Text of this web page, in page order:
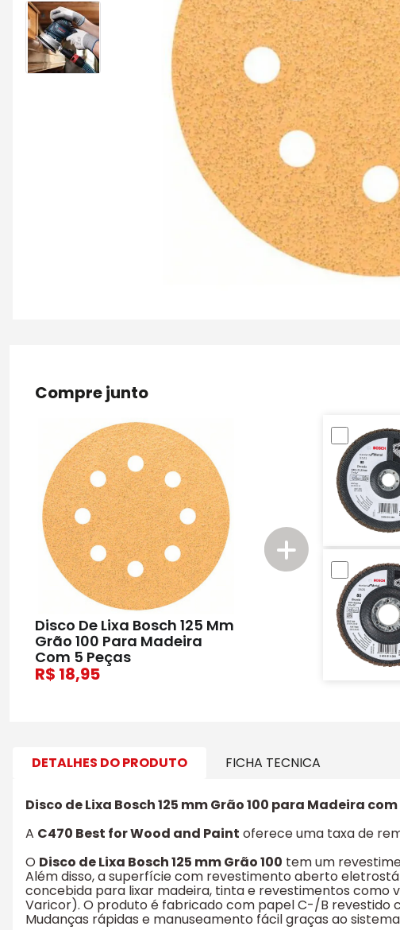
Compre junto
Disco De Lixa Bosch 125 Mm
Grão 100 Para Madeira
Com 5 Peças
18,95
DETALHES DO PRODUTO FICHA TECNICA
Disco de Lixa Bosch 125 mm Grão 100 para Madeira
A C470 Best for Wood and Paint oferece uma taxa de
O Disco de Lixa Bosch 125 mm Grão 100 tem um
Além disso, a superfície com revestimento aberto
concebida para lixar madeira, tinta e revestimentos como
Varicor). O produto é fabricado com papel C-/B revestido
Mudanças rápidas e manuseamento fácil graças ao